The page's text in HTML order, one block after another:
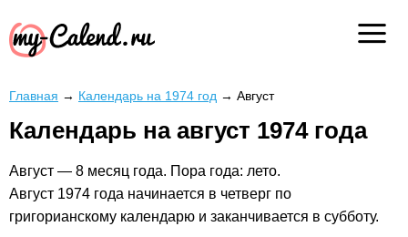
Главная → Календарь на 1974 год → Август
Календарь на август 1974 года
Август — 8 месяц года. Пора года: лето.
Август 1974 года начинается в четверг по
григорианскому календарю и заканчивается в субботу.